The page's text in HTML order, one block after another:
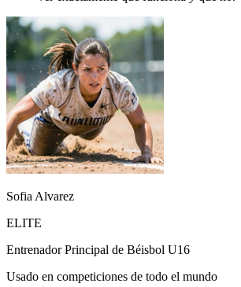
Sofia Alvarez
ELITE
Entrenador Principal de Béisbol U16
Usado en competiciones de todo el mundo